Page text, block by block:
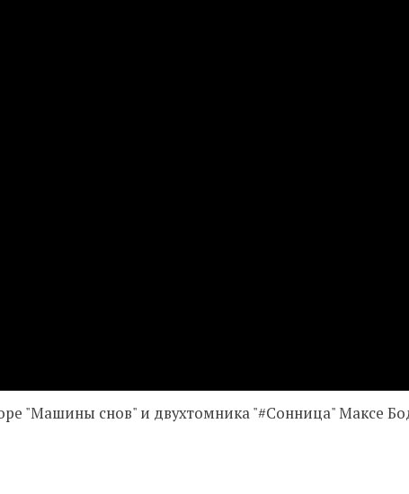
"Машины снов" и двухтомника "#Сонница" Максе